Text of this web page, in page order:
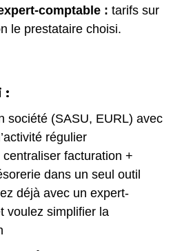
comptable : tarifs sur
le prestataire choisi.
:
société (SASU, EURL) avec
régulier
facturation +
dans un seul outil
déjà avec un expert-
voulez simplifier la